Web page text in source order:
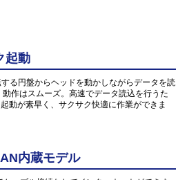
起動
る円盤からヘッドを動かしながらデータを読
作はスムーズ。高速でデータ読込を行うた
動が素早く、サクサク快適に作業ができま
内蔵モデル